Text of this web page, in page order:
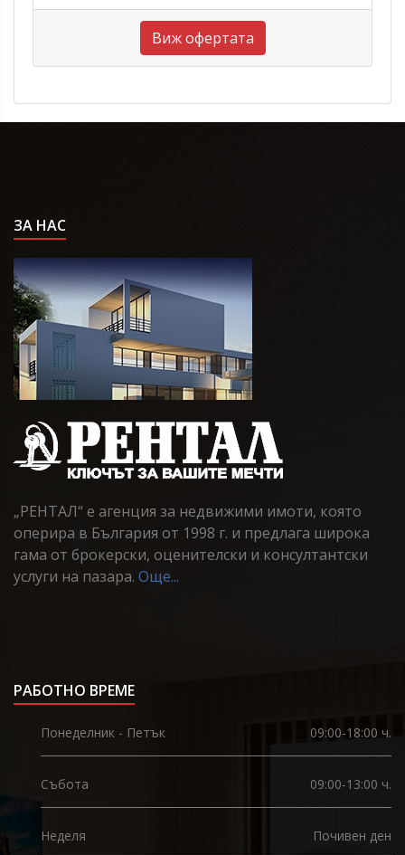
Виж офертата
ЗА НАС
„РЕНТАЛ“ е агенция за недвижими имоти, която
оперира в България от 1998 г. и предлага широка
гама от брокерски, оценителски и консултантски
услуги на пазара. Още...
РАБОТНО ВРЕМЕ
Понеделник - Петък 09:00-18:00 ч.
Събота 09:00-13:00 ч.
Неделя Почивен ден